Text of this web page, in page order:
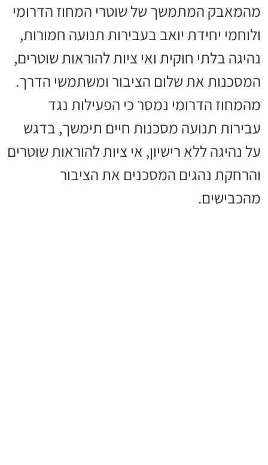
מהמאבק המתמשך של שוטרי המחוז הדרומי
ולוחמי יחידת יואב בעבירות תנועה חמורות,
נהיגה בלתי חוקית ואי ציות להוראות שוטרים,
המסכנות את שלום הציבור ומשתמשי הדרך.
מהמחוז הדרומי נמסר כי הפעילות נגד
עבירות תנועה מסכנות חיים תימשך, בדגש
על נהיגה ללא רישיון, אי ציות להוראות שוטרים
והרחקת נהגים המסכנים את הציבור
מהכבישים.